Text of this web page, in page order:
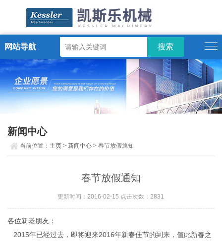
ENGLISH
网站导航
新闻中心
当前位置： 主页 > 新闻中心 > 春节放假通知
春节放假通知
更新时间：2016-02-15 点击次数：2831
各位新老朋友：
2015年已经过去，即将迎来2016年新春佳节的到来，值此新春之